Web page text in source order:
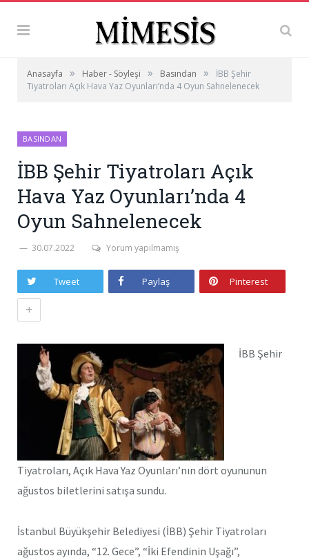
Anasayfa » Haber - Söyleşi » Basından »
İBB Şehir
Tiyatroları Açık Hava Yaz Oyunları’nda 4 Oyun Sahnelenecek
BASINDAN
İBB Şehir Tiyatroları Açık
Hava Yaz Oyunları’nda 4
Oyun Sahnelenecek
30.07.2022 Yorum yapılmamış
Tweet Paylaş Pinterest
+
İBB Şehir
Tiyatroları, Açık Hava Yaz Oyunları’nın dört oyununun
ağustos biletlerini satışa sundu.
İstanbul Büyükşehir Belediyesi (İBB) Şehir Tiyatroları
ağustos ayında, “12. Gece”, “İki Efendinin Uşağı”,